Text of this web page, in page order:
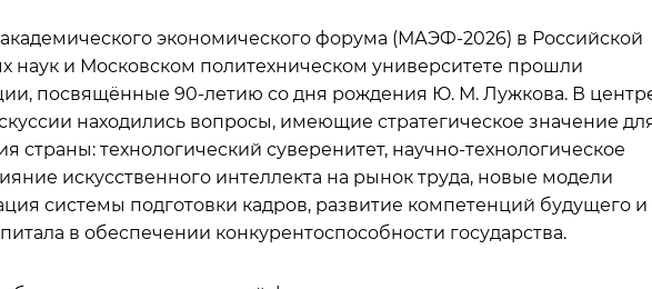
экономического форума (МАЭФ-2026) в Российской
наук и Московском политехническом университете прошли
посвящённые 90-летию со дня рождения Ю. М. Лужкова. В
находились вопросы, имеющие стратегическое значение
страны: технологический суверенитет, научно-технологическое
искусственного интеллекта на рынок труда, новые модели
системы подготовки кадров, развитие компетенций будущего и
в обеспечении конкурентоспособности государства.